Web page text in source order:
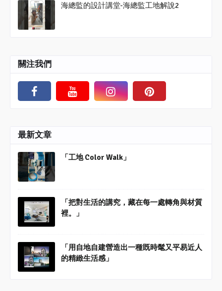
海總監的設計講堂-海總監工地解說2
關注我們
最新文章
「工地 Color Walk」
「把對生活的講究，藏在每一處轉角與材質
裡。」
「用自地自建營造出一種既時髦又平易近人
的精緻生活感」